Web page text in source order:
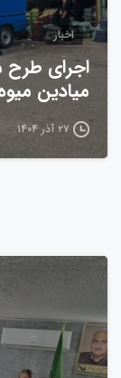
اخبار
اجرای طرح
میادین
۲۷ آذر ۱۴۰۴